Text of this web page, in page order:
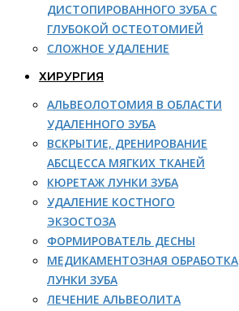
ДИСТОПИРОВАННОГО ЗУБА С
ГЛУБОКОЙ ОСТЕОТОМИЕЙ
СЛОЖНОЕ УДАЛЕНИЕ
ХИРУРГИЯ
АЛЬВЕОЛОТОМИЯ В ОБЛАСТИ
УДАЛЕННОГО ЗУБА
ВСКРЫТИЕ, ДРЕНИРОВАНИЕ
АБСЦЕССА МЯГКИХ ТКАНЕЙ
КЮРЕТАЖ ЛУНКИ ЗУБА
УДАЛЕНИЕ КОСТНОГО
ЭКЗОСТОЗА
ФОРМИРОВАТЕЛЬ ДЕСНЫ
МЕДИКАМЕНТОЗНАЯ ОБРАБОТКА
ЛУНКИ ЗУБА
ЛЕЧЕНИЕ АЛЬВЕОЛИТА